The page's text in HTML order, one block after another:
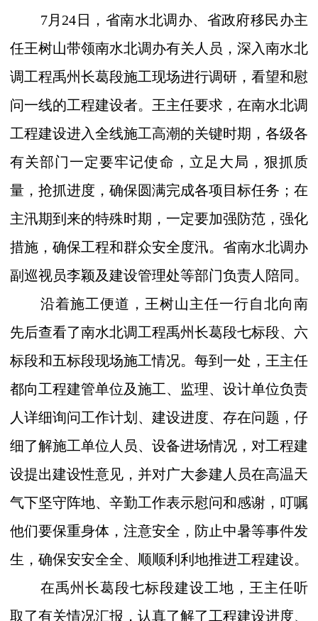
7月24日，省南水北调办、省政府移民办主
任王树山带领南水北调办有关人员，深入南水北
调工程禹州长葛段施工现场进行调研，看望和慰
问一线的工程建设者。王主任要求，在南水北调
工程建设进入全线施工高潮的关键时期，各级各
有关部门一定要牢记使命，立足大局，狠抓质
量，抢抓进度，确保圆满完成各项目标任务；在
主汛期到来的特殊时期，一定要加强防范，强化
措施，确保工程和群众安全度汛。省南水北调办
副巡视员李颖及建设管理处等部门负责人陪同。
沿着施工便道，王树山主任一行自北向南
先后查看了南水北调工程禹州长葛段七标段、六
标段和五标段现场施工情况。每到一处，王主任
都向工程建管单位及施工、监理、设计单位负责
人详细询问工作计划、建设进度、存在问题，仔
细了解施工单位人员、设备进场情况，对工程建
设提出建设性意见，并对广大参建人员在高温天
气下坚守阵地、辛勤工作表示慰问和感谢，叮嘱
他们要保重身体，注意安全，防止中暑等事件发
生，确保安安全全、顺顺利利地推进工程建设。
在禹州长葛段七标段建设工地，王主任听
取了有关情况汇报，认真了解了工程建设进度、